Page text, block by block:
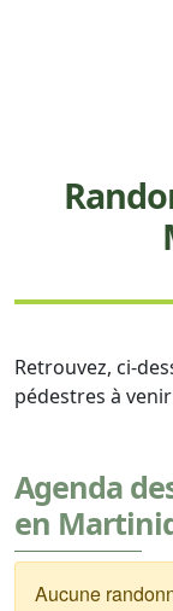
Retrouvez, ci-
pédestres à
Agenda
en
Aucune